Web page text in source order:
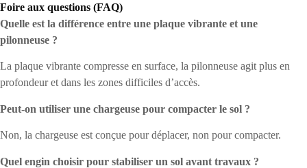
Foire aux questions (FAQ)
Quelle est la différence entre une plaque vibrante et une
pilonneuse ?
La plaque vibrante compresse en surface, la pilonneuse agit plus en
profondeur et dans les zones difficiles d’accès.
Peut-on utiliser une chargeuse pour compacter le sol ?
Non, la chargeuse est conçue pour déplacer, non pour compacter.
Quel engin choisir pour stabiliser un sol avant travaux ?